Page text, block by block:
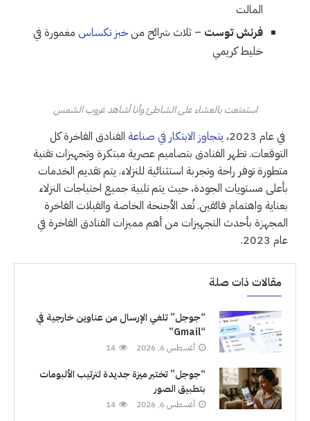
المالت
فرنش توست – ثلاث شرائح منخبز تكساس مغمورة في
خليط كريمي
استمتعت بالعشاء على الشاطئ وأنا أشاهد غروب الشمس
في عام 2023، يتجاوز الابتكار في صناعة الفنادق الفاخرة كل
التوقعات. تظهر الفنادق بتصاميم عصرية مبتكرة وتجهيزات تقنية
متطورة توفر راحة وتجربة استثنائية للنزلاء. يتم تقديم الخدمات
بأعلى مستويات الجودة، حيث يتم تلبية جميع احتياجات النزلاء
بعناية واهتمام فائقين. تُعد الأجنحة الخاصة والفيلات الفاخرة
المجهزة بأحدث التجهيزات من أهم مميزات الفنادق الفاخرة في
عام 2023.
مقالات ذات صلة
“جوجل” تلغي الإرسال من عناوين خارجية في
“Gmail”
أغسطس 6, 2026 14
“جوجل” تختبر ميزة جديدة لترتيب الألبومات
بتطبيق الصور
أغسطس 6, 2026 14